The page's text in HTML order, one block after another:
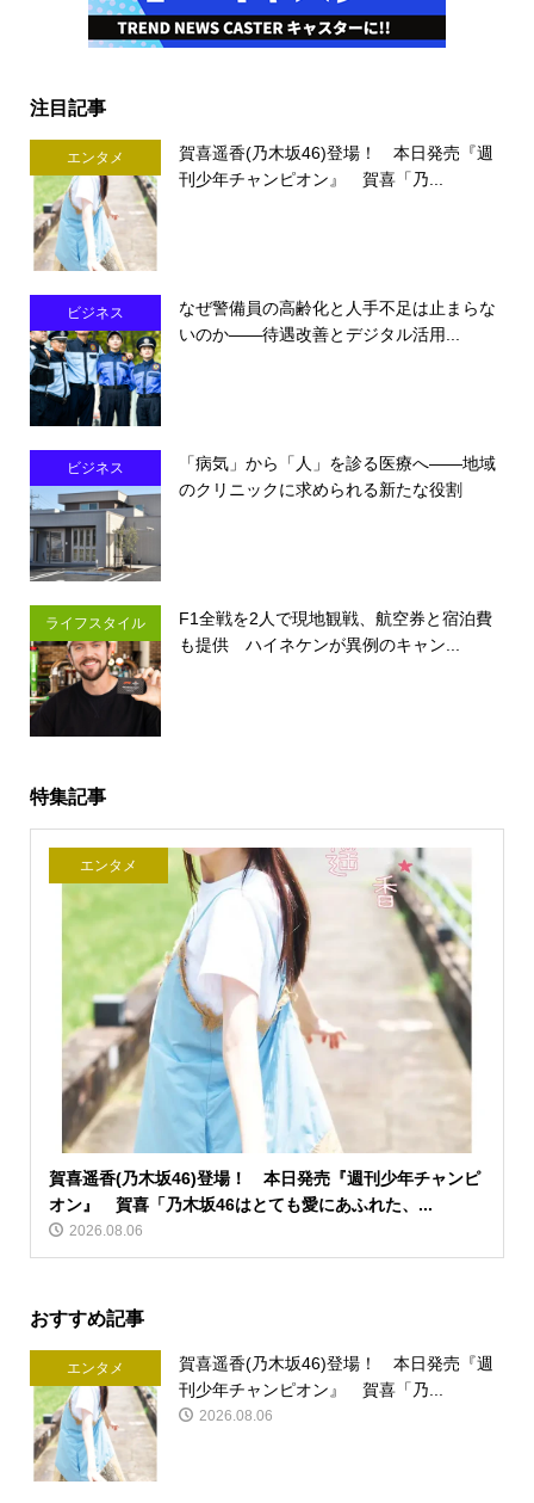
注目記事
エンタメ
賀喜遥香(乃木坂46)登場！ 本日発売『週
刊少年チャンピオン』 賀喜「乃...
ビジネス
なぜ警備員の高齢化と人手不足は止まらな
いのか――待遇改善とデジタル活用...
ビジネス
「病気」から「人」を診る医療へ――地域
のクリニックに求められる新たな役割
ライフスタイル
F1全戦を2人で現地観戦、航空券と宿泊費
も提供 ハイネケンが異例のキャン...
特集記事
エンタメ
賀喜遥香(乃木坂46)登場！ 本日発売『週刊少年チャンピ
オン』 賀喜「乃木坂46はとても愛にあふれた、...
2026.08.06
おすすめ記事
エンタメ
賀喜遥香(乃木坂46)登場！ 本日発売『週
刊少年チャンピオン』 賀喜「乃...
2026.08.06